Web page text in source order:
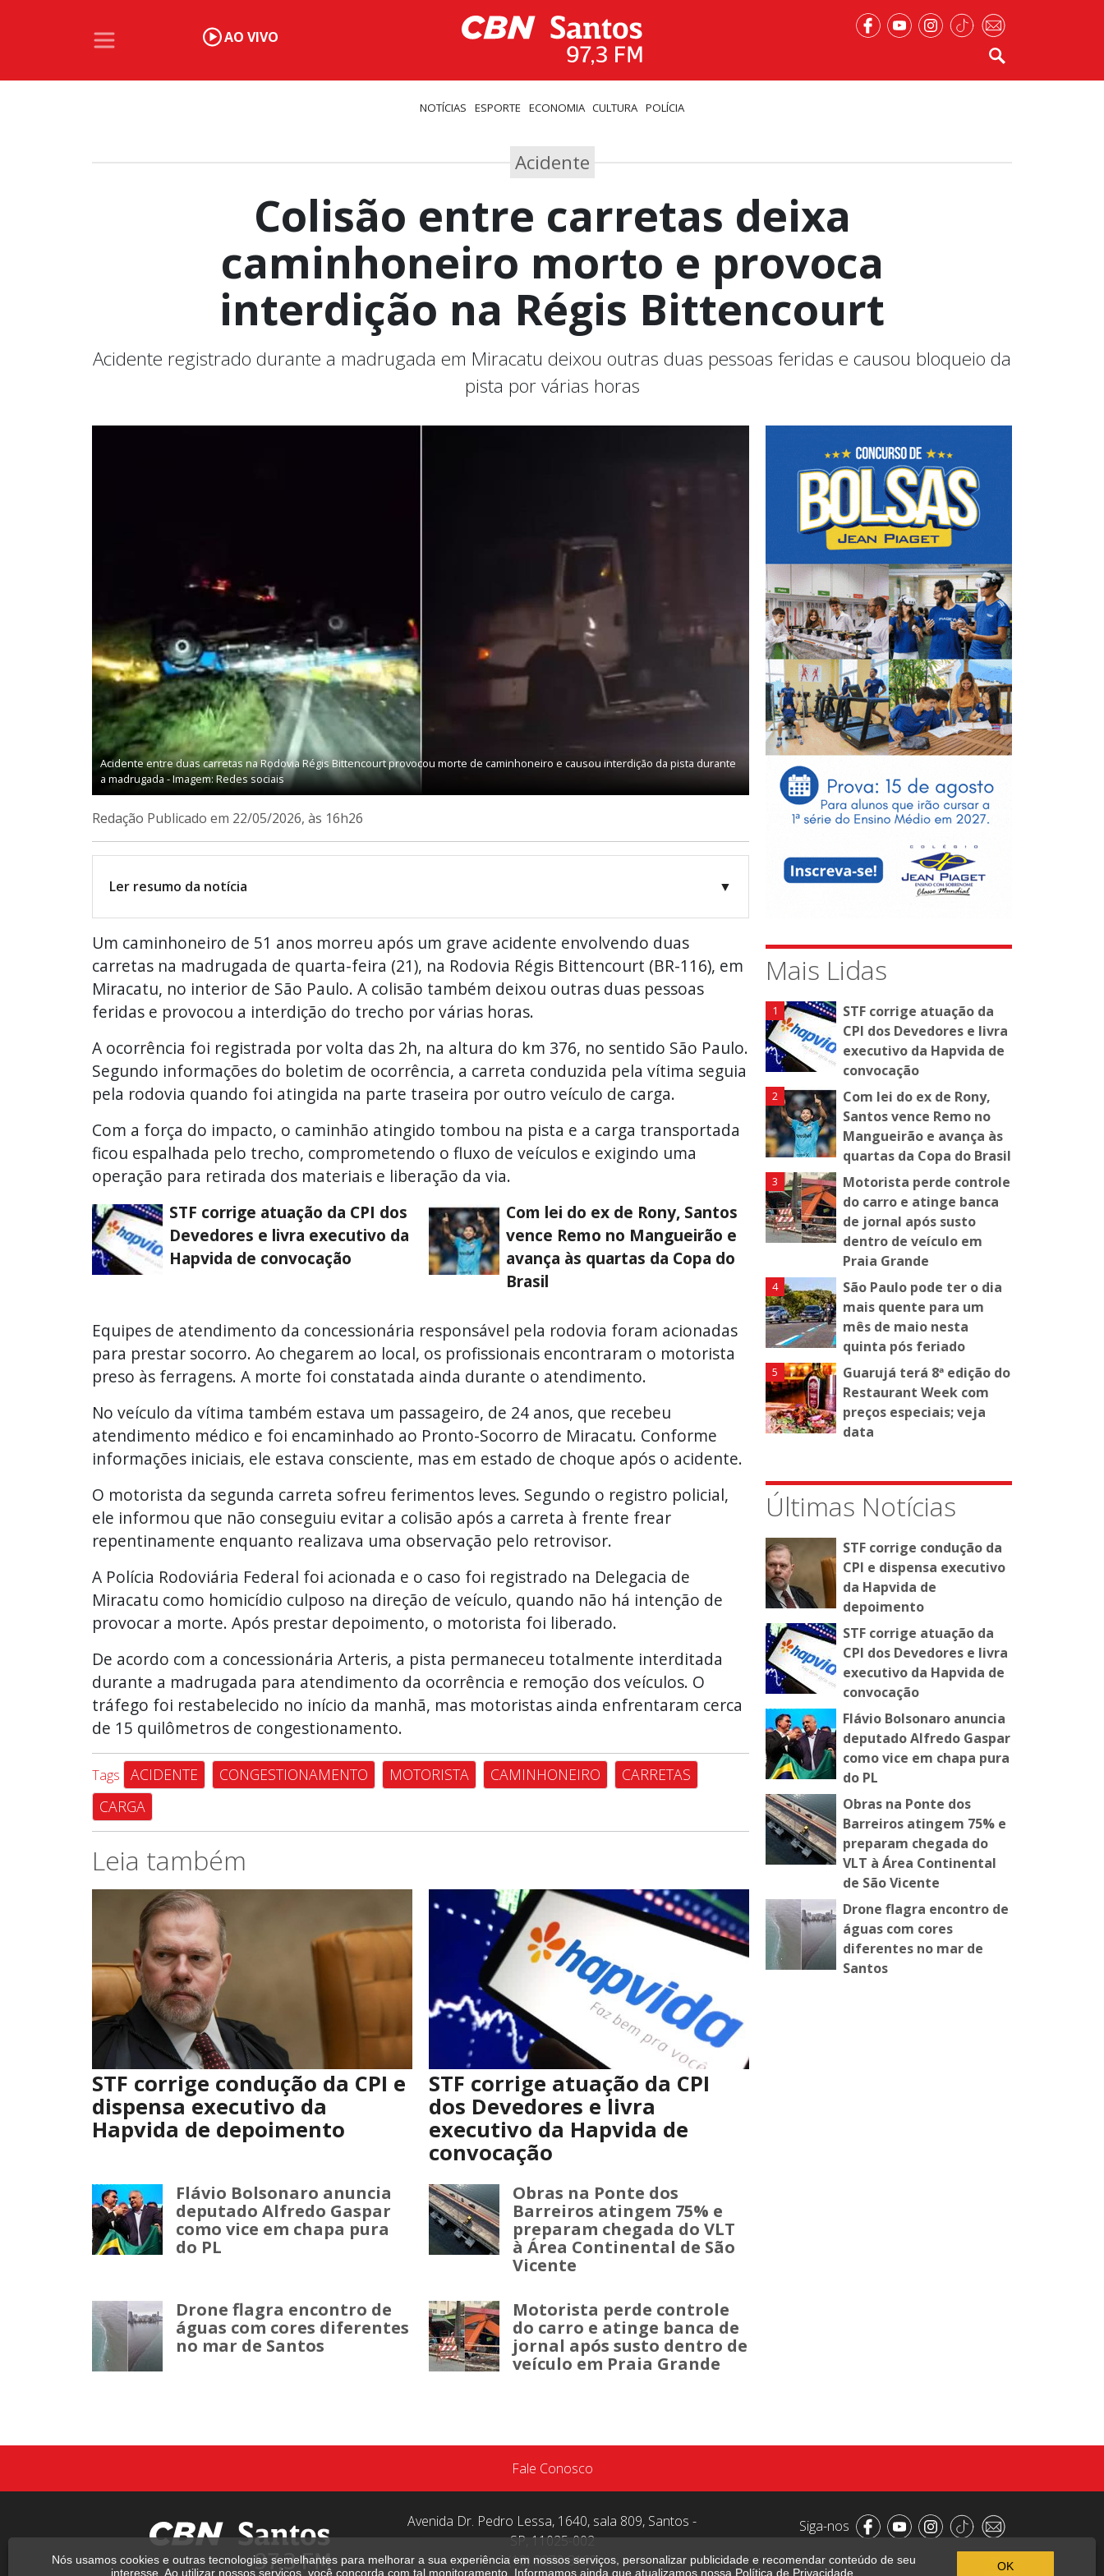
AO VIVO
NOTÍCIAS ESPORTE ECONOMIA CULTURA POLÍCIA
Acidente
Colisão entre carretas deixa
caminhoneiro morto e provoca
interdição na Régis Bittencourt
Acidente registrado durante a madrugada em Miracatu deixou outras duas pessoas feridas e causou bloqueio da
pista por várias horas
Acidente entre duas carretas na Rodovia Régis Bittencourt provocou morte de caminhoneiro e causou interdição da pista durante
a madrugada - Imagem: Redes sociais
Redação Publicado em 22/05/2026, às 16h26
Ler resumo da notícia ▼
Um caminhoneiro de 51 anos morreu após um grave acidente envolvendo duas
carretas na madrugada de quarta-feira (21), na Rodovia Régis Bittencourt (BR-116), em
Miracatu, no interior de São Paulo. A colisão também deixou outras duas pessoas
feridas e provocou a interdição do trecho por várias horas.
A ocorrência foi registrada por volta das 2h, na altura do km 376, no sentido São Paulo.
Segundo informações do boletim de ocorrência, a carreta conduzida pela vítima seguia
pela rodovia quando foi atingida na parte traseira por outro veículo de carga.
Com a força do impacto, o caminhão atingido tombou na pista e a carga transportada
ficou espalhada pelo trecho, comprometendo o fluxo de veículos e exigindo uma
operação para retirada dos materiais e liberação da via.
STF corrige atuação da CPI dos
Devedores e livra executivo da
Hapvida de convocação
Com lei do ex de Rony, Santos
vence Remo no Mangueirão e
avança às quartas da Copa do
Brasil
Equipes de atendimento da concessionária responsável pela rodovia foram acionadas
para prestar socorro. Ao chegarem ao local, os profissionais encontraram o motorista
preso às ferragens. A morte foi constatada ainda durante o atendimento.
No veículo da vítima também estava um passageiro, de 24 anos, que recebeu
atendimento médico e foi encaminhado ao Pronto-Socorro de Miracatu. Conforme
informações iniciais, ele estava consciente, mas em estado de choque após o acidente.
O motorista da segunda carreta sofreu ferimentos leves. Segundo o registro policial,
ele informou que não conseguiu evitar a colisão após a carreta à frente frear
repentinamente enquanto realizava uma observação pelo retrovisor.
A Polícia Rodoviária Federal foi acionada e o caso foi registrado na Delegacia de
Miracatu como homicídio culposo na direção de veículo, quando não há intenção de
provocar a morte. Após prestar depoimento, o motorista foi liberado.
De acordo com a concessionária Arteris, a pista permaneceu totalmente interditada
durante a madrugada para atendimento da ocorrência e remoção dos veículos. O
tráfego foi restabelecido no início da manhã, mas motoristas ainda enfrentaram cerca
de 15 quilômetros de congestionamento.
Tags ACIDENTE CONGESTIONAMENTO MOTORISTA CAMINHONEIRO
CARRETAS
CARGA
Leia também
STF corrige condução da CPI e
dispensa executivo da
Hapvida de depoimento
STF corrige atuação da CPI
dos Devedores e livra
executivo da Hapvida de
convocação
Flávio Bolsonaro anuncia
deputado Alfredo Gaspar
como vice em chapa pura
do PL
Obras na Ponte dos
Barreiros atingem 75% e
preparam chegada do VLT
à Área Continental de São
Vicente
Drone flagra encontro de
águas com cores diferentes
no mar de Santos
Motorista perde controle
do carro e atinge banca de
jornal após susto dentro de
veículo em Praia Grande
Mais Lidas
STF corrige atuação da
CPI dos Devedores e livra
executivo da Hapvida de
convocação
Com lei do ex de Rony,
Santos vence Remo no
Mangueirão e avança às
quartas da Copa do Brasil
Motorista perde controle
do carro e atinge banca
de jornal após susto
dentro de veículo em
Praia Grande
São Paulo pode ter o dia
mais quente para um
mês de maio nesta
quinta pós feriado
Guarujá terá 8ª edição do
Restaurant Week com
preços especiais; veja
data
Últimas Notícias
STF corrige condução da
CPI e dispensa executivo
da Hapvida de
depoimento
STF corrige atuação da
CPI dos Devedores e livra
executivo da Hapvida de
convocação
Flávio Bolsonaro anuncia
deputado Alfredo Gaspar
como vice em chapa pura
do PL
Obras na Ponte dos
Barreiros atingem 75% e
preparam chegada do
VLT à Área Continental
de São Vicente
Drone flagra encontro de
águas com cores
diferentes no mar de
Santos
Fale Conosco
Avenida Dr. Pedro Lessa, 1640, sala 809, Santos -
SP, 11025-002
(13) 3272-3163
Siga-nos
Nós usamos cookies e outras tecnologias semelhantes para melhorar a sua experiência em nossos serviços, personalizar publicidade e recomendar conteúdo de seu
interesse. Ao utilizar nossos serviços, você concorda com tal monitoramento. Informamos ainda que atualizamos nossa Política de Privacidade.
OK